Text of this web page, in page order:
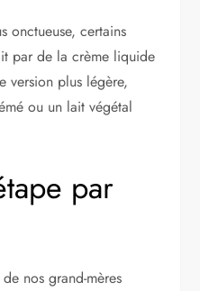
onctueuse, certains
par de la crème liquide
version plus légère,
ou un lait végétal
par
nos grand-mères